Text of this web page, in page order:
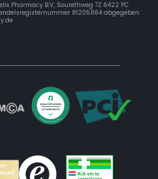
Pharmacy B.V, Sourethweg 7Z 6422 PC
81205864 abgegeben.